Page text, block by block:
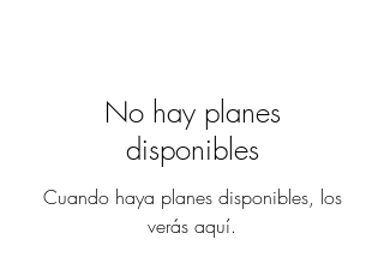
No hay planes
disponibles
Cuando haya planes disponibles, los
verás aquí.